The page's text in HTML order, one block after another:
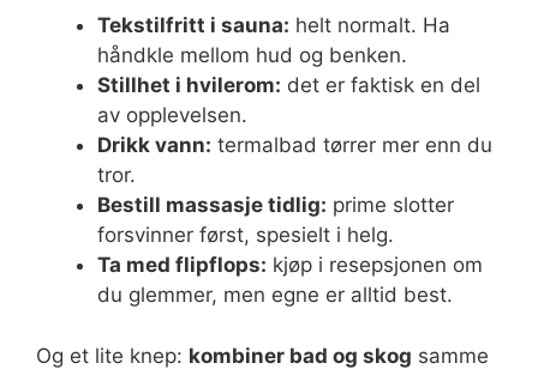
Tekstilfritt i sauna: helt normalt. Ha
håndkle mellom hud og benken.
Stillhet i hvilerom: det er faktisk en del
av opplevelsen.
Drikk vann: termalbad tørrer mer enn du
tror.
Bestill massasje tidlig: prime slotter
forsvinner først, spesielt i helg.
Ta med flipflops: kjøp i resepsjonen om
du glemmer, men egne er alltid best.
Og et lite knep: kombiner bad og skog samme